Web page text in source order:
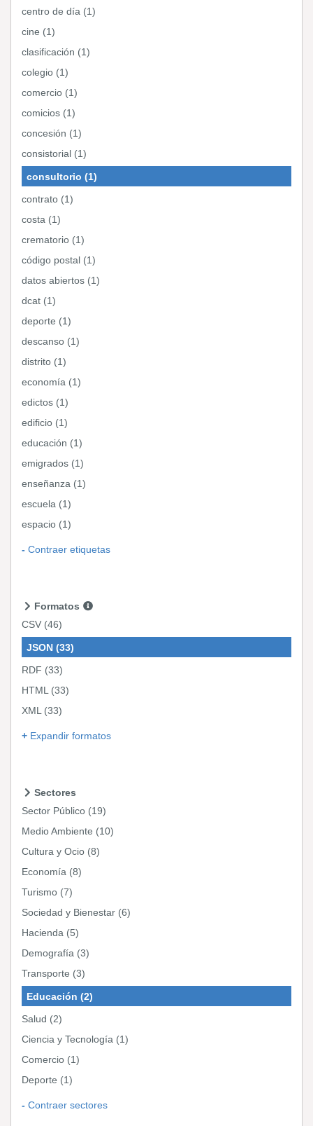
centro de día (1)
cine (1)
clasificación (1)
colegio (1)
comercio (1)
comicios (1)
concesión (1)
consistorial (1)
consultorio (1)
contrato (1)
costa (1)
crematorio (1)
código postal (1)
datos abiertos (1)
dcat (1)
deporte (1)
descanso (1)
distrito (1)
economía (1)
edictos (1)
edificio (1)
educación (1)
emigrados (1)
enseñanza (1)
escuela (1)
espacio (1)
Contraer etiquetas
Formatos
CSV (46)
JSON (33)
RDF (33)
HTML (33)
XML (33)
Expandir formatos
Sectores
Sector Público (19)
Medio Ambiente (10)
Cultura y Ocio (8)
Economía (8)
Turismo (7)
Sociedad y Bienestar (6)
Hacienda (5)
Demografía (3)
Transporte (3)
Educación (2)
Salud (2)
Ciencia y Tecnología (1)
Comercio (1)
Deporte (1)
Contraer sectores